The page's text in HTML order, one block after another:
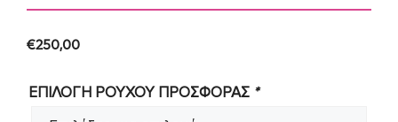
€250,00
ΕΠΙΛΟΓΗ ΡΟΥΧΟΥ ΠΡΟΣΦΟΡΑΣ *